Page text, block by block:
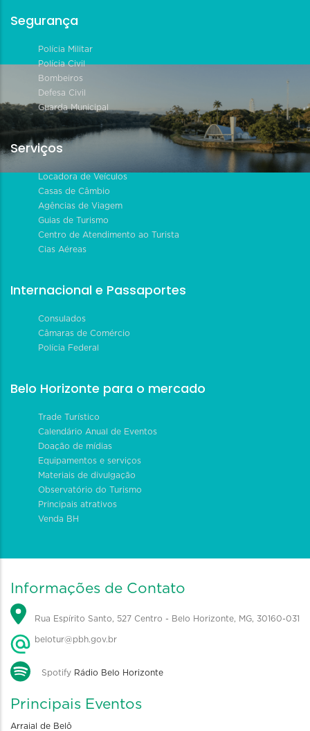
Segurança
Polícia Militar
Polícia Civil
Bombeiros
Defesa Civil
Guarda Municipal
Serviços
Locadora de Veículos
Casas de Câmbio
Agências de Viagem
Guias de Turismo
Centro de Atendimento ao Turista
Cias Aéreas
Internacional e Passaportes
Consulados
Câmaras de Comércio
Polícia Federal
Belo Horizonte para o mercado
Trade Turístico
Calendário Anual de Eventos
Doação de mídias
Equipamentos e serviços
Materiais de divulgação
Observatório do Turismo
Principais atrativos
Venda BH
Informações de Contato
Rua Espírito Santo, 527 Centro - Belo Horizonte, MG, 30160-031
belotur@pbh.gov.br
Spotify Rádio Belo Horizonte
Principais Eventos
Arraial de Belô